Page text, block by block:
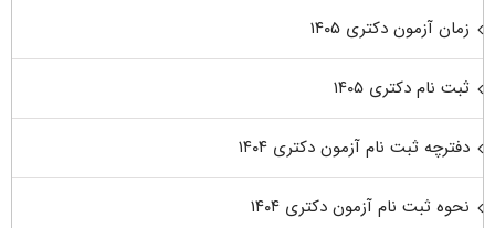
زمان آزمون دکتری ۱۴۰۵
ثبت نام دکتری ۱۴۰۵
دفترچه ثبت نام آزمون دکتری ۱۴۰۴
نحوه ثبت نام آزمون دکتری ۱۴۰۴